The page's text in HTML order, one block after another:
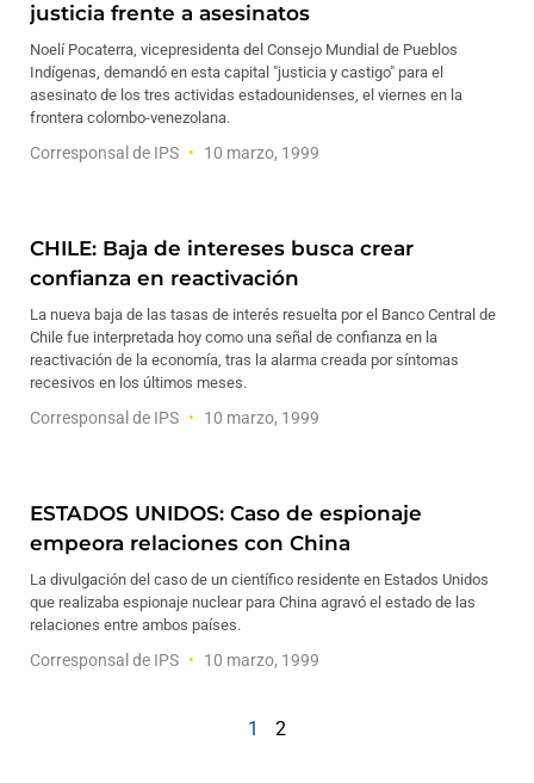
justicia frente a asesinatos
Noelí Pocaterra, vicepresidenta del Consejo Mundial de Pueblos
Indígenas, demandó en esta capital "justicia y castigo" para el
asesinato de los tres actividas estadounidenses, el viernes en la
frontera colombo-venezolana.
Corresponsal de IPS 10 marzo, 1999
CHILE: Baja de intereses busca crear
confianza en reactivación
La nueva baja de las tasas de interés resuelta por el Banco Central de
Chile fue interpretada hoy como una señal de confianza en la
reactivación de la economía, tras la alarma creada por síntomas
recesivos en los últimos meses.
Corresponsal de IPS 10 marzo, 1999
ESTADOS UNIDOS: Caso de espionaje
empeora relaciones con China
La divulgación del caso de un científico residente en Estados Unidos
que realizaba espionaje nuclear para China agravó el estado de las
relaciones entre ambos países.
Corresponsal de IPS 10 marzo, 1999
1 2